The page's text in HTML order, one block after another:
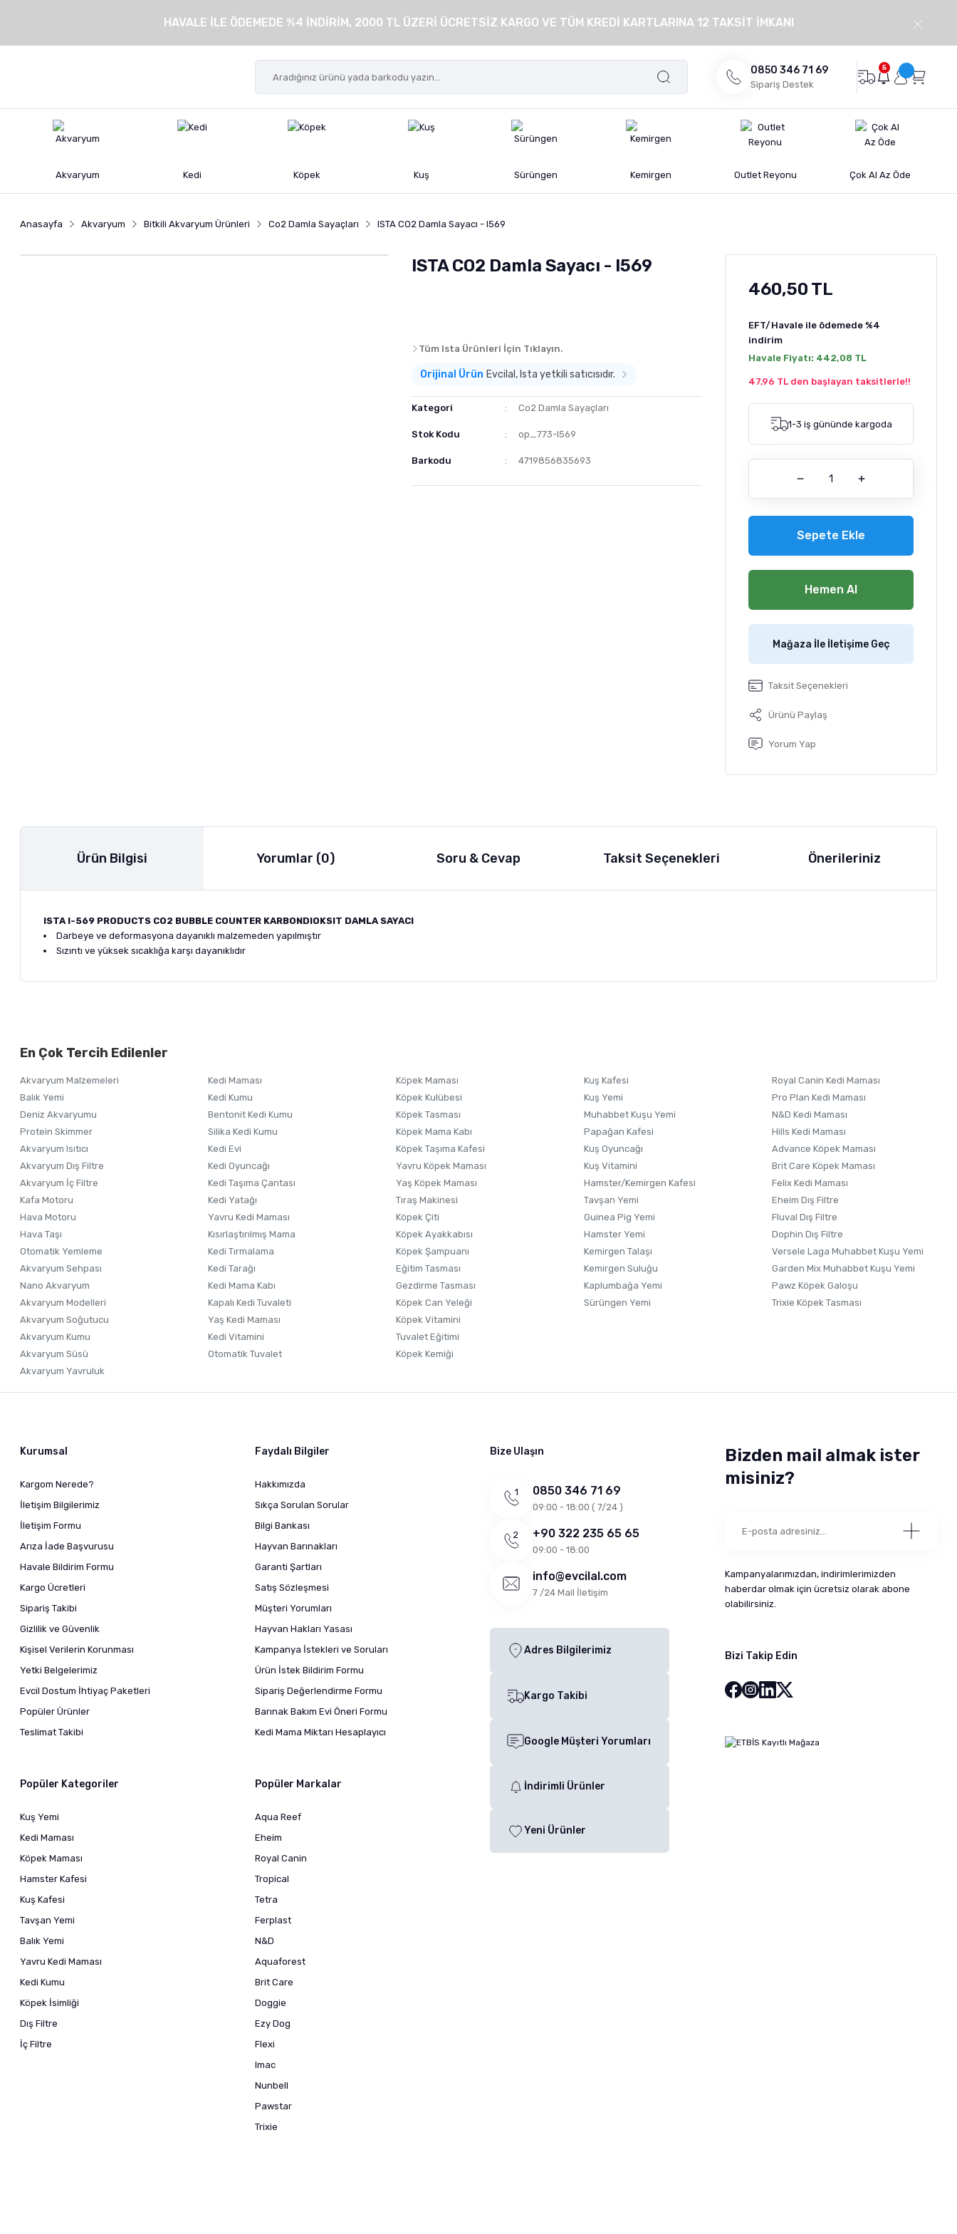
HAVALE İLE ÖDEMEDE %4 İNDİRİM, 2000 TL ÜZERİ ÜCRETSİZ KARGO VE TÜM KREDİ KARTLARINA 12 TAKSİT İMKANI
0850 346 71 69
Sipariş Destek
5
Akvaryum Kedi Köpek Kuş Sürüngen Kemirgen Outlet Reyonu Çok Al Az Öde
Anasayfa Akvaryum Bitkili Akvaryum Ürünleri Co2 Damla Sayaçları ISTA CO2 Damla Sayacı - I569
ISTA CO2 Damla Sayacı - I569
Tüm Ista Ürünleri İçin Tıklayın.
Orijinal Ürün Evcilal, Ista yetkili satıcısıdır.
Kategori Co2 Damla Sayaçları
Stok Kodu op_773-I569
Barkodu 4719856835693
460,50 TL
EFT/Havale ile ödemede %4
indirim
Havale Fiyatı: 442,08 TL
47,96 TL den başlayan taksitlerle!!
1-3 iş gününde kargoda
Sepete Ekle
Hemen Al
Mağaza İle İletişime Geç
Taksit Seçenekleri
Ürünü Paylaş
Yorum Yap
Ürün Bilgisi Yorumlar (0) Soru & Cevap Taksit Seçenekleri Önerileriniz
ISTA I-569 PRODUCTS CO2 BUBBLE COUNTER KARBONDIOKSIT DAMLA SAYACI
Darbeye ve deformasyona dayanıklı malzemeden yapılmıştır
Sızıntı ve yüksek sıcaklığa karşı dayanıklıdır
Ürünü Satın Al ve Yorumla
Ürün açıklamasında eksik bilgiler bulunuyor.
Ürün fiyatı diğer sitelerden daha pahalı.
Bu ürüne benzer farklı alternatifler olmalı.
Gönder
En Çok Tercih Edilenler
Akvaryum Malzemeleri
Balık Yemi
Deniz Akvaryumu
Protein Skimmer
Akvaryum Isıtıcı
Akvaryum Dış Filtre
Akvaryum İç Filtre
Kafa Motoru
Hava Motoru
Hava Taşı
Otomatik Yemleme
Akvaryum Sehpası
Nano Akvaryum
Akvaryum Modelleri
Akvaryum Soğutucu
Akvaryum Kumu
Akvaryum Süsü
Akvaryum Yavruluk
Kedi Maması
Kedi Kumu
Bentonit Kedi Kumu
Silika Kedi Kumu
Kedi Evi
Kedi Oyuncağı
Kedi Taşıma Çantası
Kedi Yatağı
Yavru Kedi Maması
Kısırlaştırılmış Mama
Kedi Tırmalama
Kedi Tarağı
Kedi Mama Kabı
Kapalı Kedi Tuvaleti
Yaş Kedi Maması
Kedi Vitamini
Otomatik Tuvalet
Köpek Maması
Köpek Kulübesi
Köpek Tasması
Köpek Mama Kabı
Köpek Taşıma Kafesi
Yavru Köpek Maması
Yaş Köpek Maması
Tıraş Makinesi
Köpek Çiti
Köpek Ayakkabısı
Köpek Şampuanı
Eğitim Tasması
Gezdirme Tasması
Köpek Can Yeleği
Köpek Vitamini
Tuvalet Eğitimi
Köpek Kemiği
Kuş Kafesi
Kuş Yemi
Muhabbet Kuşu Yemi
Papağan Kafesi
Kuş Oyuncağı
Kuş Vitamini
Hamster/Kemirgen Kafesi
Tavşan Yemi
Guinea Pig Yemi
Hamster Yemi
Kemirgen Talaşı
Kemirgen Suluğu
Kaplumbağa Yemi
Sürüngen Yemi
Royal Canin Kedi Maması
Pro Plan Kedi Maması
N&D Kedi Maması
Hills Kedi Maması
Advance Köpek Maması
Brit Care Köpek Maması
Felix Kedi Maması
Eheim Dış Filtre
Fluval Dış Filtre
Dophin Dış Filtre
Versele Laga Muhabbet Kuşu Yemi
Garden Mix Muhabbet Kuşu Yemi
Pawz Köpek Galoşu
Trixie Köpek Tasması
Kurumsal
Kargom Nerede?
İletişim Bilgilerimiz
İletişim Formu
Arıza İade Başvurusu
Havale Bildirim Formu
Kargo Ücretleri
Sipariş Takibi
Gizlilik ve Güvenlik
Kişisel Verilerin Korunması
Yetki Belgelerimiz
Evcil Dostum İhtiyaç Paketleri
Popüler Ürünler
Teslimat Takibi
Faydalı Bilgiler
Hakkımızda
Sıkça Sorulan Sorular
Bilgi Bankası
Hayvan Barınakları
Garanti Şartları
Satış Sözleşmesi
Müşteri Yorumları
Hayvan Hakları Yasası
Kampanya İstekleri ve Soruları
Ürün İstek Bildirim Formu
Sipariş Değerlendirme Formu
Barınak Bakım Evi Öneri Formu
Kedi Mama Miktarı Hesaplayıcı
Popüler Kategoriler
Kuş Yemi
Kedi Maması
Köpek Maması
Hamster Kafesi
Kuş Kafesi
Tavşan Yemi
Balık Yemi
Yavru Kedi Maması
Kedi Kumu
Köpek İsimliği
Dış Filtre
İç Filtre
Popüler Markalar
Aqua Reef
Eheim
Royal Canin
Tropical
Tetra
Ferplast
N&D
Aquaforest
Brit Care
Doggie
Ezy Dog
Flexi
Imac
Nunbell
Pawstar
Trixie
Bize Ulaşın
0850 346 71 69
09:00 - 18:00 ( 7/24 )
+90 322 235 65 65
09:00 - 18:00
info@evcilal.com
7 /24 Mail İletişim
Adres Bilgilerimiz
Kargo Takibi
Google Müşteri Yorumları
İndirimli Ürünler
Yeni Ürünler
Bizden mail almak ister
misiniz?
Kampanyalarımızdan, indirimlerimizden
haberdar olmak için ücretsiz olarak abone
olabilirsiniz.
Bizi Takip Edin